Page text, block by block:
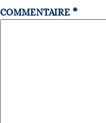
COMMENTAIRE *